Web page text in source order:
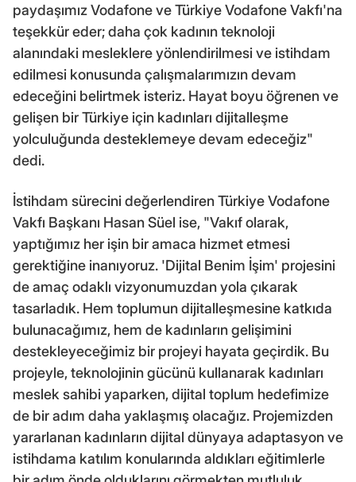
paydaşımız Vodafone ve Türkiye Vodafone Vakfı'na
teşekkür eder; daha çok kadının teknoloji
alanındaki mesleklere yönlendirilmesi ve istihdam
edilmesi konusunda çalışmalarımızın devam
edeceğini belirtmek isteriz. Hayat boyu öğrenen ve
gelişen bir Türkiye için kadınları dijitalleşme
yolculuğunda desteklemeye devam edeceğiz"
dedi.
İstihdam sürecini değerlendiren Türkiye Vodafone
Vakfı Başkanı Hasan Süel ise, "Vakıf olarak,
yaptığımız her işin bir amaca hizmet etmesi
gerektiğine inanıyoruz. 'Dijital Benim İşim' projesini
de amaç odaklı vizyonumuzdan yola çıkarak
tasarladık. Hem toplumun dijitalleşmesine katkıda
bulunacağımız, hem de kadınların gelişimini
destekleyeceğimiz bir projeyi hayata geçirdik. Bu
projeyle, teknolojinin gücünü kullanarak kadınları
meslek sahibi yaparken, dijital toplum hedefimize
de bir adım daha yaklaşmış olacağız. Projemizden
yararlanan kadınların dijital dünyaya adaptasyon ve
istihdama katılım konularında aldıkları eğitimlerle